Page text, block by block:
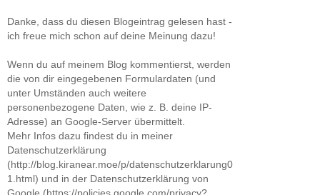
Danke, dass du diesen Blogeintrag gelesen hast -
ich freue mich schon auf deine Meinung dazu!
Wenn du auf meinem Blog kommentierst, werden
die von dir eingegebenen Formulardaten (und
unter Umständen auch weitere
personenbezogene Daten, wie z. B. deine IP-
Adresse) an Google-Server übermittelt.
Mehr Infos dazu findest du in meiner
Datenschutzerklärung
(http://blog.kiranear.moe/p/datenschutzerklarung0
1.html) und in der Datenschutzerklärung von